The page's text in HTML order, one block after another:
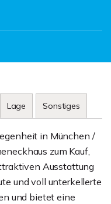
Lage Sonstiges
in München /
zum Kauf,
Ausstattung
und voll unterkellerte
und bietet eine